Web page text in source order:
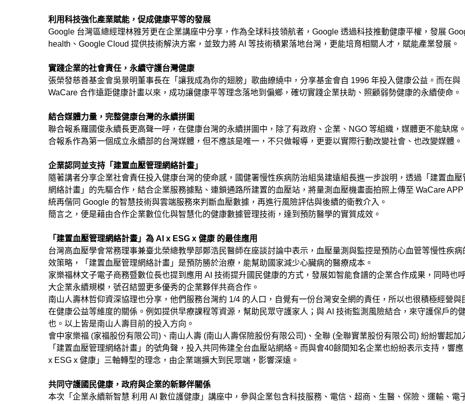
利用科技強化產業賦能，促成健康平等的發展
Google 台灣區總經理林雅芳更在企業講座中分享，作為全球科技領航者，Google 透過科技推動健康平權，發展
health、Google Cloud 提供技術解決方案，並致力將 AI 等技術積累落地台灣，更能培育相關人才，賦能產業發展。
實踐企業的社會責任，永續守護台灣健康
張榮發慈善基金會吳景明董事長在「讓我成為你的翅膀」歌曲繚繞中，分享基金會自 1996 年投入健康公益。而在與
WaCare 合作遠距健康計畫以來，成功讓健康平等理念落地到偏鄉，確切實踐企業扶助、照顧弱勢健康的永續使命。
結合媒體力量，完整健康台灣的永續拼圖
聯合報系羅國俊永續長更高聲一呼，在健康台灣的永續拼圖中，除了有政府、企業、NGO 等組織，媒體更不能缺席
合報系作為第一個成立永續部的台灣媒體，但不應該是唯一，不只做報導，更要以實際行動改變社會、也改變媒體。
企業認同並支持「建置血壓管理網絡計畫」
隨著講者分享企業社會責任投入健康台灣的使命感，國健署慢性疾病防治組吳建遠組長進一步說明，透過「建置血壓
網絡計畫」的先驅合作，結合企業服務據點、連鎖通路所建置的血壓站，將量測血壓機畫面拍照上傳至 WaCare APP
統再偕同 Google 的智慧技術與雲端服務來判斷血壓數據，再進行風險評估與後續的衛教介入。
簡言之，便是藉由合作企業數位化與智慧化的健康數據管理技術，達到預防醫學的實質成效。
「建置血壓管理網絡計畫」為 AI x ESG x 健康 的最佳應用
台灣高血壓學會常務理事兼臺北榮總教學部鄭浩民醫師在座談討論中表示，血壓量測與監控是預防心血管等慢性疾病
效策略，「建置血壓管理網絡計畫」是預防勝於治療，能幫助國家減少心臟病的醫療成本。
家樂福林文子電子商務暨數位長也提到應用 AI 技術提升國民健康的方式，發展如智能食譜的企業合作成果，同時也
大企業永續規模，號召結盟更多優秀的企業夥伴共商合作。
南山人壽林哲仰資深協理也分享，他們服務台灣約 1/4 的人口，自覺有一份台灣安全網的責任，所以也很積極經營與
在健康公益等維度的關係。例如提供早療課程等資源，幫助民眾守護家人；與 AI 技術監測風險結合，來守護保戶的
也。以上皆是南山人壽目前的投入方向。
會中家樂福 (家福股份有限公司)、南山人壽 (南山人壽保險股份有限公司)、全聯 (全聯實業股份有限公司) 紛紛響起加
「建置血壓管理網絡計畫」的號角聲，投入共同佈建全台血壓站網絡。而與會40餘間知名企業也紛紛表示支持，響應
x ESG x 健康」三軸轉型的理念，由企業端擴大到民眾端，影響深遠。
共同守護國民健康，政府與企業的新夥伴關係
本次「企業永續新智慧 利用 AI 數位護健康」講座中，參與企業包含科技服務、電信、超商、生醫、保險、運輸、電